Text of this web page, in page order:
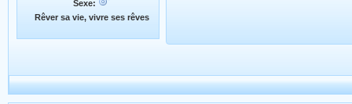
Sexe:
Rêver sa vie, vivre ses rêves